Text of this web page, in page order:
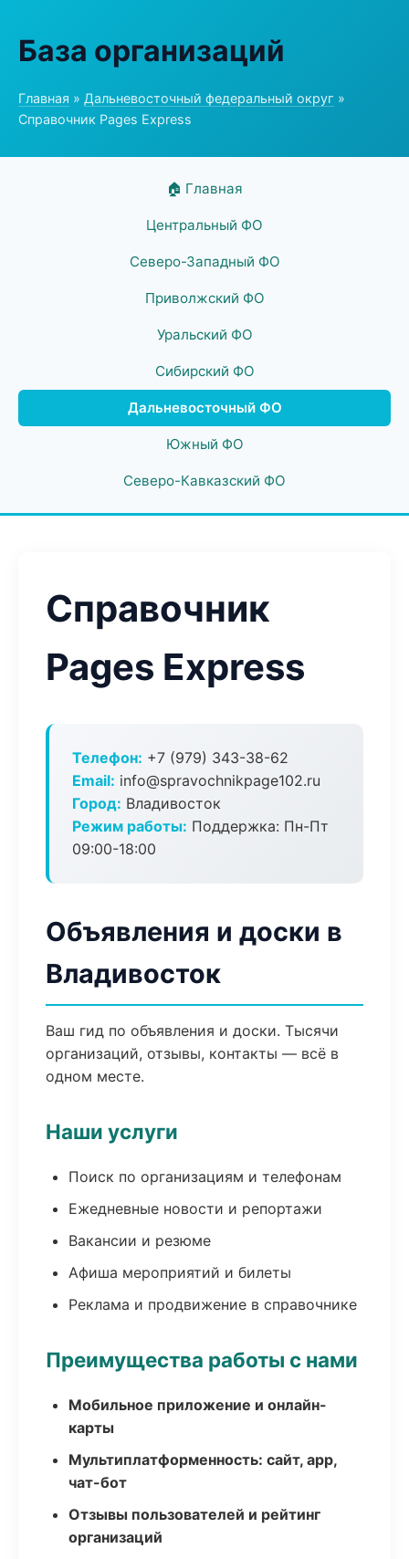
База организаций
Главная » Дальневосточный федеральный округ »
Справочник Pages Express
🏠 Главная
Центральный ФО
Северо-Западный ФО
Приволжский ФО
Уральский ФО
Сибирский ФО
Дальневосточный ФО
Южный ФО
Северо-Кавказский ФО
Справочник
Pages Express
Телефон: +7 (979) 343-38-62
Email: info@spravochnikpage102.ru
Город: Владивосток
Режим работы: Поддержка: Пн-Пт
09:00-18:00
Объявления и доски в
Владивосток
Ваш гид по объявления и доски. Тысячи
организаций, отзывы, контакты — всё в
одном месте.
Наши услуги
Поиск по организациям и телефонам
Ежедневные новости и репортажи
Вакансии и резюме
Афиша мероприятий и билеты
Реклама и продвижение в справочнике
Преимущества работы с нами
Мобильное приложение и онлайн-
карты
Мультиплатформенность: сайт, app,
чат-бот
Отзывы пользователей и рейтинг
организаций